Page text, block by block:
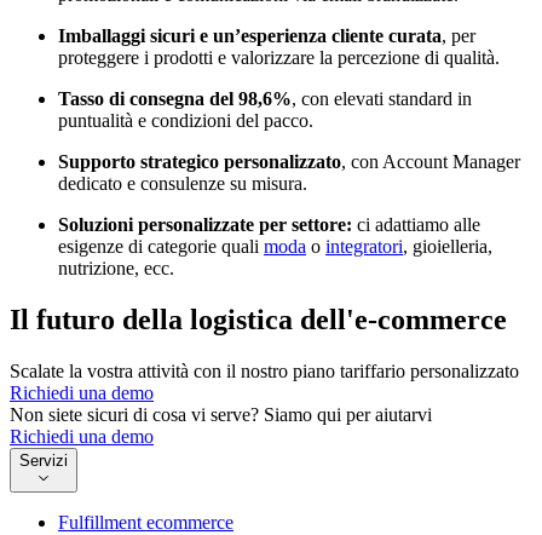
Imballaggi sicuri e un’esperienza cliente curata, per
proteggere i prodotti e valorizzare la percezione di qualità.
Tasso di consegna del 98,6%, con elevati standard in
puntualità e condizioni del pacco.
Supporto strategico personalizzato, con Account Manager
dedicato e consulenze su misura.
Soluzioni personalizzate per settore: ci adattiamo alle
esigenze di categorie quali moda o integratori, gioielleria,
nutrizione, ecc.
Il futuro della logistica dell'e-commerce
Scalate la vostra attività con il nostro piano tariffario personalizzato
Richiedi una demo
Non siete sicuri di cosa vi serve? Siamo qui per aiutarvi
Richiedi una demo
Servizi
Fulfillment ecommerce